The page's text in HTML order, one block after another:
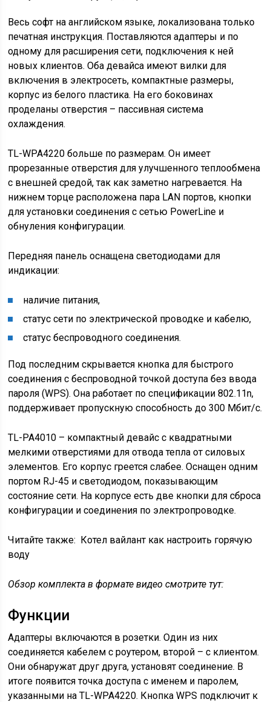
Весь софт на английском языке, локализована только
печатная инструкция. Поставляются адаптеры и по
одному для расширения сети, подключения к ней
новых клиентов. Оба девайса имеют вилки для
включения в электросеть, компактные размеры,
корпус из белого пластика. На его боковинах
проделаны отверстия – пассивная система
охлаждения.
TL-WPA4220 больше по размерам. Он имеет
прорезанные отверстия для улучшенного теплообмена
с внешней средой, так как заметно нагревается. На
нижнем торце расположена пара LAN портов, кнопки
для установки соединения с сетью PowerLine и
обнуления конфигурации.
Передняя панель оснащена светодиодами для
индикации:
наличие питания,
статус сети по электрической проводке и кабелю,
статус беспроводного соединения.
Под последним скрывается кнопка для быстрого
соединения с беспроводной точкой доступа без ввода
пароля (WPS). Она работает по спецификации 802.11n,
поддерживает пропускную способность до 300 Мбит/с.
TL-PA4010 – компактный девайс с квадратными
мелкими отверстиями для отвода тепла от силовых
элементов. Его корпус греется слабее. Оснащен одним
портом RJ-45 и светодиодом, показывающим
состояние сети. На корпусе есть две кнопки для сброса
конфигурации и соединения по электропроводке.
Читайте также: Котел вайлант как настроить горячую
воду
Обзор комплекта в формате видео смотрите тут:
Функции
Адаптеры включаются в розетки. Один из них
соединяется кабелем с роутером, второй – с клиентом.
Они обнаружат друг друга, установят соединение. В
итоге появится точка доступа с именем и паролем,
указанными на TL-WPA4220. Кнопка WPS подключит к